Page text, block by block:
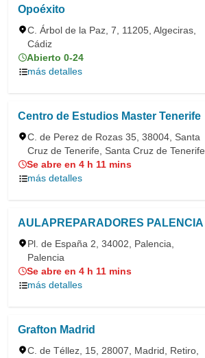
Opoéxito
C. Árbol de la Paz, 7, 11205, Algeciras,
Cádiz
Abierto 0-24
más detalles
Centro de Estudios Master Tenerife
C. de Perez de Rozas 35, 38004, Santa
Cruz de Tenerife, Santa Cruz de Tenerife
Se abre en 4 h 11 mins
más detalles
AULAPREPARADORES PALENCIA
Pl. de España 2, 34002, Palencia,
Palencia
Se abre en 4 h 11 mins
más detalles
Grafton Madrid
C. de Téllez, 15, 28007, Madrid, Retiro,